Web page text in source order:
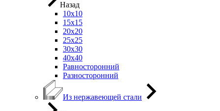
Назад
10х10
15х15
20х20
25х25
30х30
40х40
Равносторонний
Разносторонний
Из нержавеющей стали